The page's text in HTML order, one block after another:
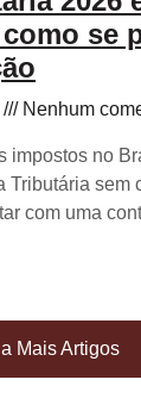
se
Nenhum
impostos no
Tributária sem
com uma
Mais Artigos